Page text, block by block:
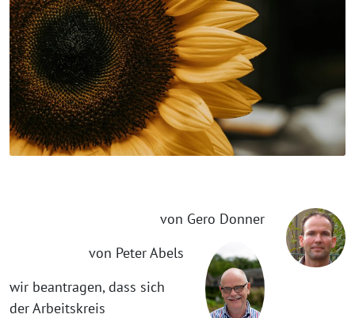
von Gero Donner
von Peter Abels
wir beantragen, dass sich
der Arbeitskreis